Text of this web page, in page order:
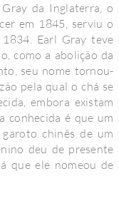
da Inglaterra, o
em 1845, serviu o
Earl Gray teve
como a abolição da
seu nome tornou-
pela qual o chá se
embora existam
conhecida é que um
chinês de um
deu de presente
que ele nomeou de